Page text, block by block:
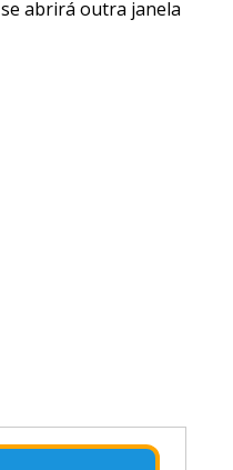
abrirá outra janela